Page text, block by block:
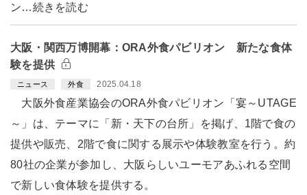
ン…続きを読む
大阪・関西万博開幕：ORA外食パビリオン 新たな食体
験を提供
ニュース 外食 2025.04.18
大阪外食産業協会のORA外食パビリオン「宴～UTAGE
～」は、テーマに「新・天下の台所」を掲げ、1階で食の
提供や販売、2階で食に関する展示や体験教室を行う。約
80社の企業が参加し、大阪らしいユーモアあふれる空間
で新しい食体験を提供する。